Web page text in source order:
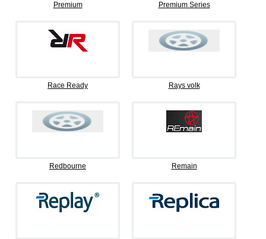
Premium Premium Series
Race Ready Rays volk
Redbourne Remain